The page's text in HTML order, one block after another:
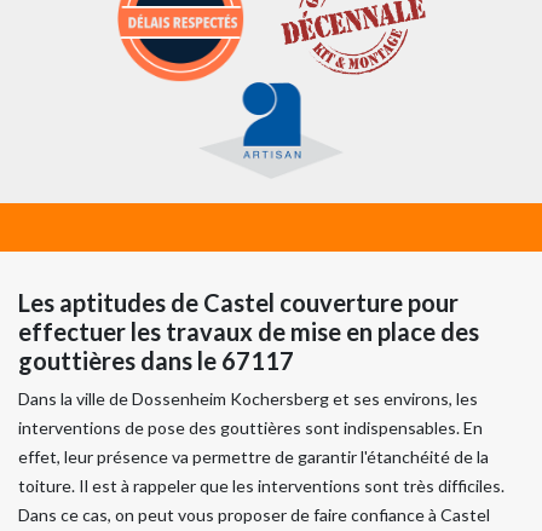
Les aptitudes de Castel couverture pour
effectuer les travaux de mise en place des
gouttières dans le 67117
Dans la ville de Dossenheim Kochersberg et ses environs, les
interventions de pose des gouttières sont indispensables. En
effet, leur présence va permettre de garantir l'étanchéité de la
toiture. Il est à rappeler que les interventions sont très difficiles.
Dans ce cas, on peut vous proposer de faire confiance à Castel